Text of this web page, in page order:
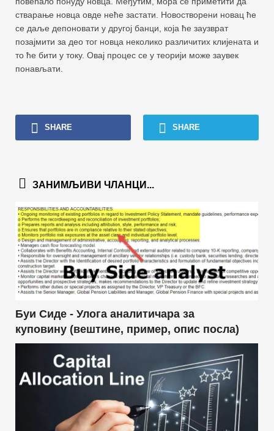
стварање новца овде неће застати. Новостворени новац ће
се даље депоновати у другој банци, која ће заузврат
позајмити за део тог новца неколико различитих клијената и
то ће бити у току. Овај процес се у теорији може заувек
понављати.
SHARE SHARE
ЗАНИМЉИВИ ЧЛАНЦИ...
Буи Сиде - Улога аналитичара за
куповину (вештине, пример, опис посла)